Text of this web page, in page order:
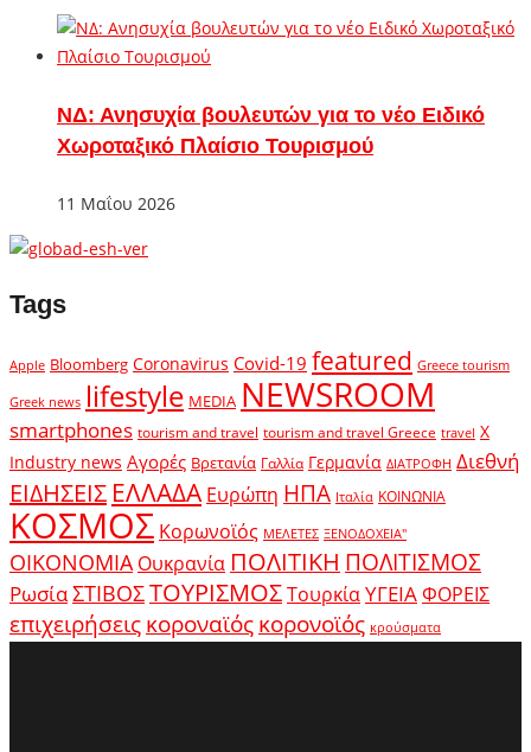
ΝΔ: Ανησυχία βουλευτών για το νέο Ειδικό
Χωροταξικό Πλαίσιο Τουρισμού
11 Μαΐου 2026
Tags
Apple Bloomberg Coronavirus Covid-19 featured Greece tourism
Greek news lifestyle MEDIA NEWSROOM
smartphones tourism and travel tourism and travel Greece travel X
Industry news Αγορές Βρετανία Γαλλία Γερμανία ΔΙΑΤΡΟΦΗ Διεθνή
ΕΙΔΗΣΕΙΣ ΕΛΛΑΔΑ Ευρώπη ΗΠΑ Ιταλία ΚΟΙΝΩΝΙΑ
ΚΟΣΜΟΣ Κορωνοϊός ΜΕΛΕΤΕΣ ΞΕΝΟΔΟΧΕΙΑ"
ΟΙΚΟΝΟΜΙΑ Ουκρανία ΠΟΛΙΤΙΚΗ ΠΟΛΙΤΙΣΜΟΣ
ΡωσίαΣΤΙΒΟΣΤΟΥΡΙΣΜΟΣΤουρκίαΥΓΕΙΑΦΟΡΕΙΣ
επιχειρήσειςκοροναϊόςκορονοϊός κρούσματα